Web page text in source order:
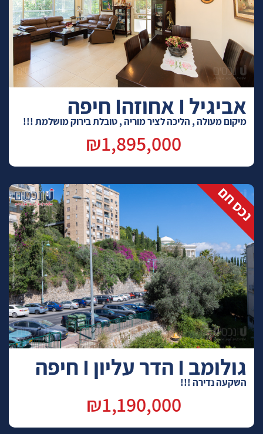
אביגיל I אחוזהI חיפה
מיקום מעולה , הליכה לציר מוריה , טובלת בירוק מושלמת !!!
₪1,895,000
גולומב I הדר עליון I חיפה
השקעה נדירה !!!
₪1,190,000